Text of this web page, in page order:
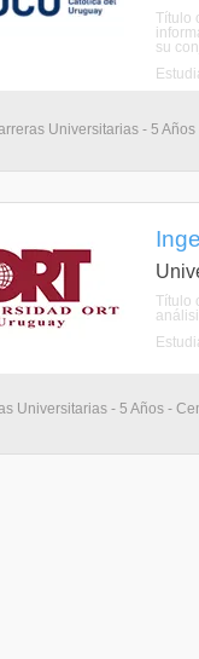
Título
su
Universitarias - 5
Título
Universitarias - 5 Años -